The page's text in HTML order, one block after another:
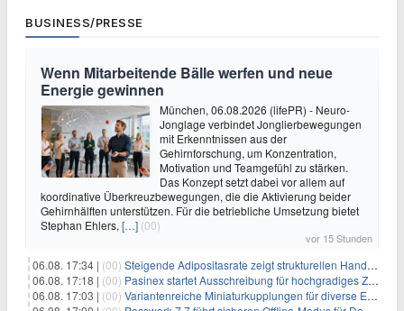
BUSINESS/PRESSE
Wenn Mitarbeitende Bälle werfen und neue
Energie gewinnen
München, 06.08.2026 (lifePR) - Neuro-
Jonglage verbindet Jonglierbewegungen
mit Erkenntnissen aus der
Gehirnforschung, um Konzentration,
Motivation und Teamgefühl zu stärken.
Das Konzept setzt dabei vor allem auf
koordinative Überkreuzbewegungen, die die Aktivierung beider
Gehirnhälften unterstützen. Für die betriebliche Umsetzung bietet
Stephan Ehlers, […] (00)
vor 15 Stunden
06.08. 17:34 | (00) Steigende Adipositasrate zeigt strukturellen Handlungsbedarf bei der Ernährung schulpflichtiger Kinder
06.08. 17:18 | (00) Pasinex startet Ausschreibung für hochgradiges Zinksulfidkonzentrat mit Germanium- und Silbergehalten und stellt ein Betriebsupdate bereit
06.08. 17:03 | (00) Variantenreiche Miniaturkupplungen für diverse Einsatzbereiche